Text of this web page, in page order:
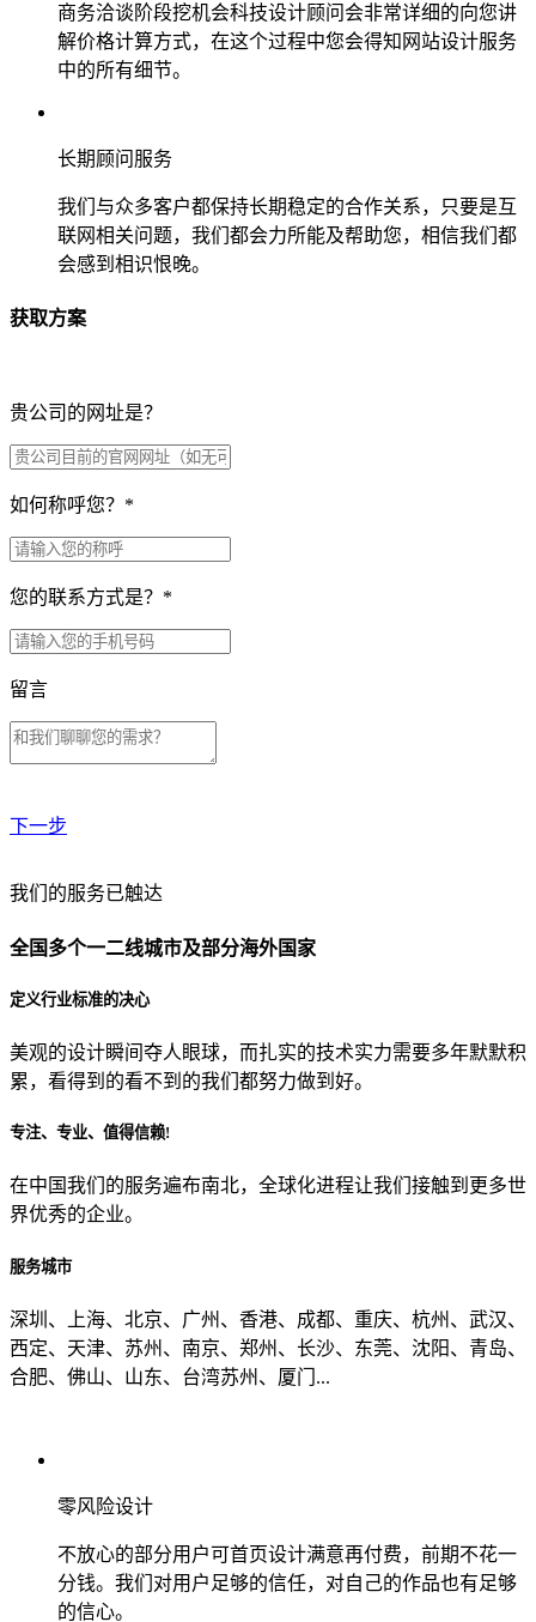
商务洽谈阶段挖机会科技设计顾问会非常详细的向您讲
解价格计算方式，在这个过程中您会得知网站设计服务
中的所有细节。
长期顾问服务
我们与众多客户都保持长期稳定的合作关系，只要是互
联网相关问题，我们都会力所能及帮助您，相信我们都
会感到相识恨晚。
获取方案
贵公司的网址是？
如何称呼您？ *
您的联系方式是？ *
留言
下一步
贵公司预算范围是？
贵公司的团队规模是？
目前主要的营销渠道是？
我们的服务已触达
全国多个一二线城市及部分海外国家
定义行业标准的决心
美观的设计瞬间夺人眼球，而扎实的技术实力需要多年默默积
累，看得到的看不到的我们都努力做到好。
专注、专业、值得信赖!
在中国我们的服务遍布南北，全球化进程让我们接触到更多世
界优秀的企业。
服务城市
深圳、上海、北京、广州、香港、成都、重庆、杭州、武汉、
西定、天津、苏州、南京、郑州、长沙、东莞、沈阳、青岛、
合肥、佛山、山东、台湾苏州、厦门...
零风险设计
不放心的部分用户可首页设计满意再付费，前期不花一
分钱。我们对用户足够的信任，对自己的作品也有足够
的信心。